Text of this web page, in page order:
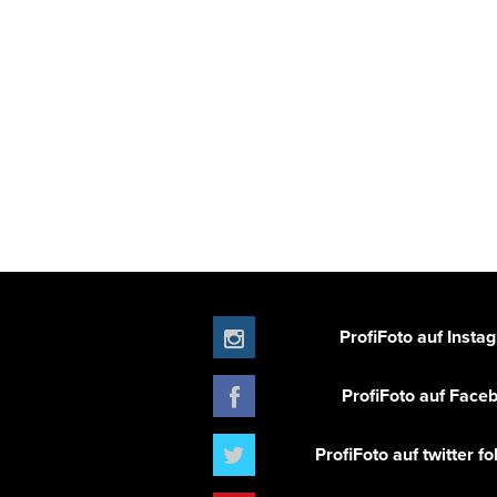
ProfiFoto auf
ProfiFoto auf
ProfiFoto auf twitter